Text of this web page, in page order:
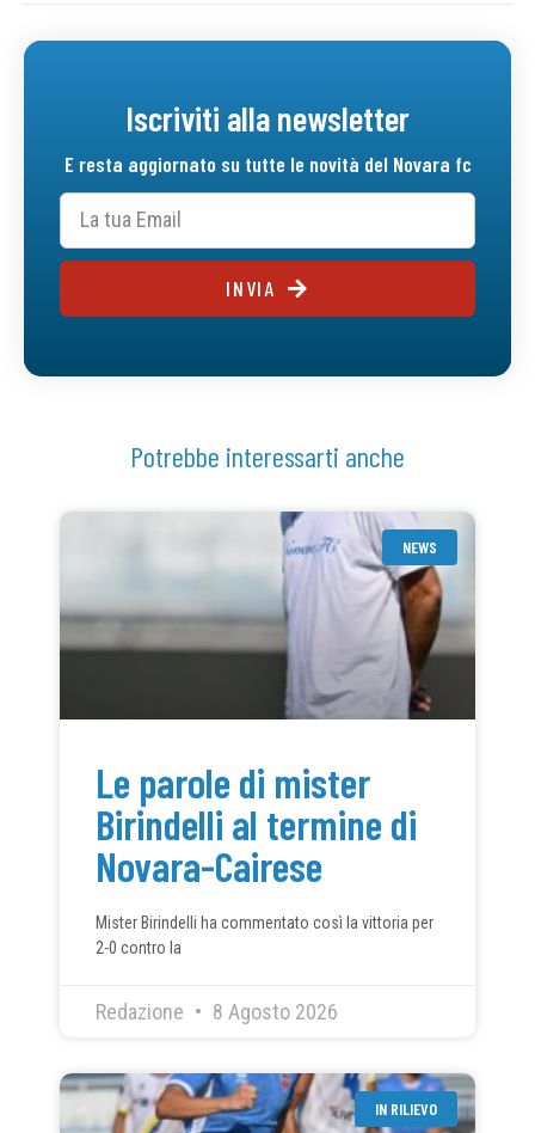
Iscriviti alla newsletter
E resta aggiornato su tutte le novità del Novara fc
INVIA
Potrebbe interessarti anche
NEWS
Le parole di mister
Birindelli al termine di
Novara-Cairese
Mister Birindelli ha commentato così la vittoria per
2-0 contro la
Redazione 8 Agosto 2026
IN RILIEVO